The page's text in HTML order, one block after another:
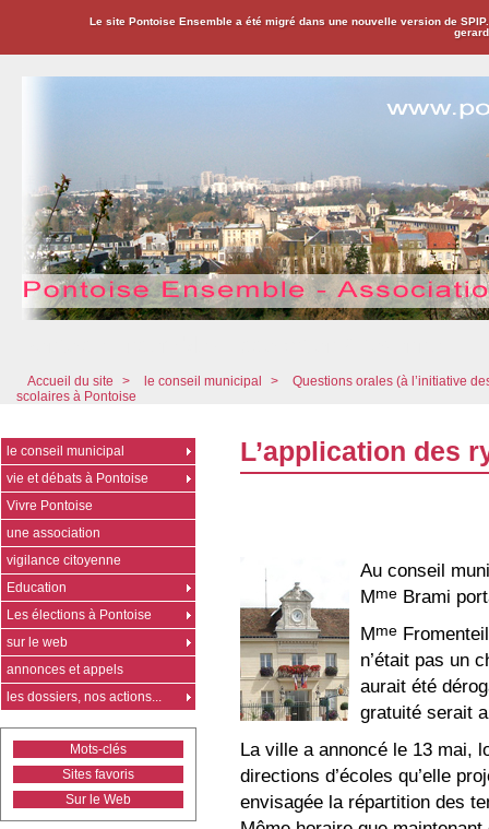
Le site Pontoise Ensemble a été migré dans une nouvelle version de
Accueil du site > le conseil municipal >
Questions orales (à l’initiative
scolaires à Pontoise
L’application des
Au conseil
Mme Brami
Mme
n’était pas un
aurait été
gratuité serait
La ville a annoncé le 13 mai,
directions d’écoles qu’elle
envisagée la répartition des
le conseil municipal
vie et débats à Pontoise
Vivre Pontoise
une association
vigilance citoyenne
Education
Les élections à Pontoise
sur le web
annonces et appels
les dossiers, nos actions...
Mots-clés
Sites favoris
Sur le Web